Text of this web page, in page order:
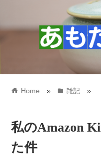
home Home » folder雑記 »
私のAmazon
た件